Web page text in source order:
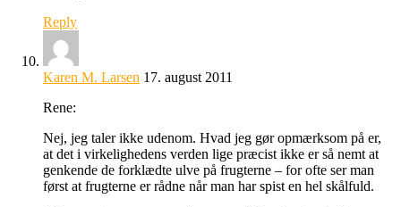
Reply
Karen M. Larsen 17. august 2011
Rene:
Nej, jeg taler ikke udenom. Hvad jeg gør opmærksom på er,
at det i virkelighedens verden lige præcist ikke er så nemt at
genkende de forklædte ulve på frugterne – for ofte ser man
først at frugterne er rådne når man har spist en hel skålfuld.